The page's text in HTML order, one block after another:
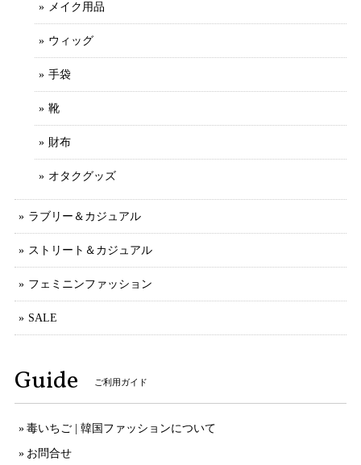
メイク用品
ウィッグ
手袋
靴
財布
オタクグッズ
ラブリー＆カジュアル
ストリート＆カジュアル
フェミニンファッション
SALE
Guide ご利用ガイド
毒いちご | 韓国ファッションについて
お問合せ